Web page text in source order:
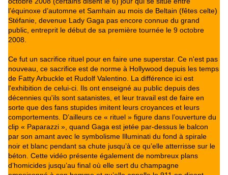
l’équinoxe d’automne et Samhain au mois de Beltain (fêtes celte)
Stéfanie, devenue Lady Gaga pas encore connue du grand
public, entreprit le début de sa première tournée le 9 octobre
2008.
Ce fut un sacrifice rituel pour en faire une superstar. Ce n'est pas
nouveau, ce sacrifice est de norme à Hollywood depuis les temps
de Fatty Arbuckle et Rudolf Valentino. La différence ici est
l'exhibition de celui-ci. Ils ont enseigné au public depuis des
décennies qu'ils sont satanistes, et leur travail est de faire en
sorte que des fans stupides imitent leurs croyances et leurs
comportements. D’ailleurs ce « rituel » figure dans l’ouverture du
clip « Paparazzi », quand Gaga est jetée par-dessus le balcon
par son amant avec le symbolisme Illuminati du fond à spirale
noir et blanc pendant sa chute jusqu’à ce qu’elle atterrisse sur le
béton. Cette vidéo présente également de nombreux plans
d’homicides jusqu’au final où elle sert du champagne